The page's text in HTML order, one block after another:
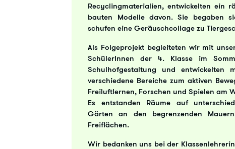
Recyclingmaterialien, entwickelten ein
bauten Modelle davon. Sie begaben
schufen eine Geräuschcollage zu
Als Folgeprojekt begleiteten wir mit
SchülerInnen der 4. Klasse im
Schulhofgestaltung und
verschiedene Bereiche zum aktiven
Freiluftlernen, Forschen und Spielen am
Es entstanden Räume auf
Gärten an den begrenzenden
Freiflächen.
Wir bedanken uns bei der